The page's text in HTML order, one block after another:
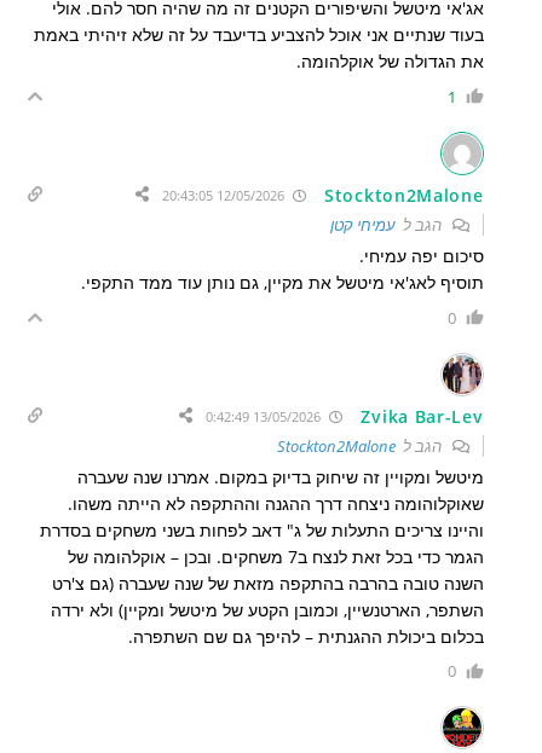
אג'אי מיטשל והשיפורים הקטנים זה מה שהיה חסר להם. אולי
בעוד שנתיים אני אוכל להצביע בדיעבד על זה שלא זיהיתי באמת
את הגדולה של אוקלהומה.
1
Stockton2Malone
הגב לעמיחי קטן
סיכום יפה עמיחי.
תוסיף לאג'אי מיטשל את מקיין, גם נותן עוד ממד התקפי.
0
Zvika Bar-Lev
הגב לStockton2Malone
מיטשל ומקויין זה שיחוק בדיוק במקום. אמרנו שנה שעברה
שאוקלוהומה ניצחה דרך ההגנה וההתקפה לא הייתה משהו.
והיינו צריכים התעלות של ג" דאב לפחות בשני משחקים בסדרת
הגמר כדי בכל זאת לנצח ב7 משחקים. ובכן – אוקלהומה של
השנה טובה בהרבה בהתקפה מזאת של שנה שעברה (גם צ'רט
השתפר, הארטנשיין, וכמובן הקטע של מיטשל ומקיין) ולא ירדה
בכלום ביכולת ההגנתית – להיפך גם שם השתפרה.
0